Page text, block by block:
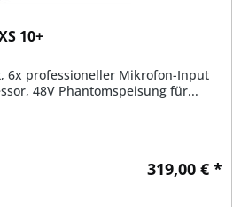
10+
6x professioneller Mikrofon-Input
48V Phantomspeisung für...
319,00 € *